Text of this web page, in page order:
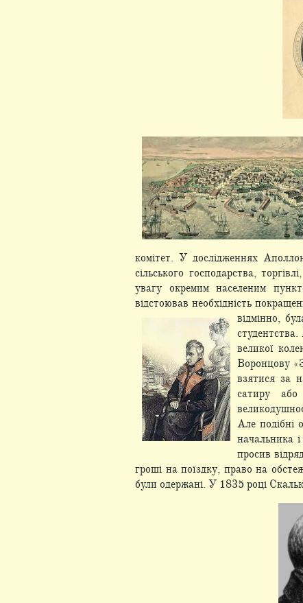
комітет. У дослідженнях
сільського господарства,
увагу окремим населеним
відстоював необхідність
відмінно,
великої
Воронцову
взятися за
сатиру або
Але подібні
начальника
просив
гроші на поїздку, право на
були одержані. У 1835 році